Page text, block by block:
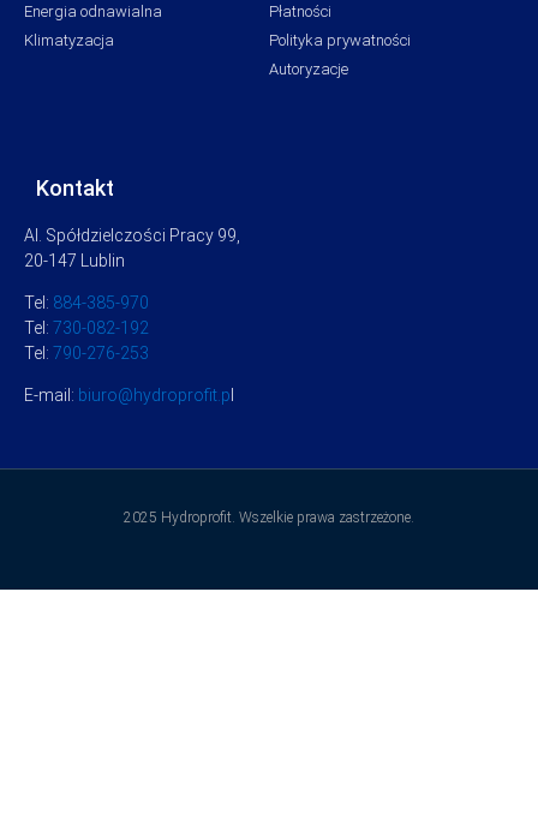
Energia odnawialna
Klimatyzacja
Płatności
Polityka prywatności
Autoryzacje
Kontakt
Al. Spółdzielczości Pracy 99,
20-147 Lublin
Tel: 884-385-970
Tel: 730-082-192
Tel: 790-276-253
E-mail: biuro@hydroprofit.p
2025 Hydroprofit. Wszelkie prawa zastrzeżone.